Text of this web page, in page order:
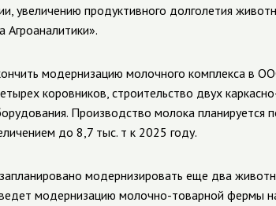
увеличению продуктивного долголетия
Агроаналитики».
модернизацию молочного комплекса в
коровников, строительство двух
Производство молока планируется
до 8,7 тыс. т к 2025 году.
модернизировать еще два
модернизацию молочно-товарной фермы